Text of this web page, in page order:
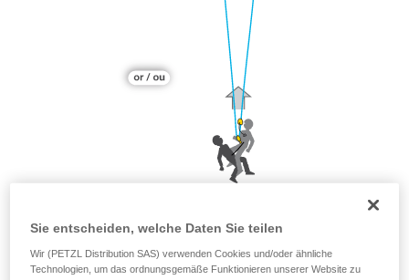
Sie entscheiden, welche Daten Sie teilen
Wir (PETZL Distribution SAS) verwenden Cookies und/oder ähnliche
Technologien, um das ordnungsgemäße Funktionieren unserer Website zu